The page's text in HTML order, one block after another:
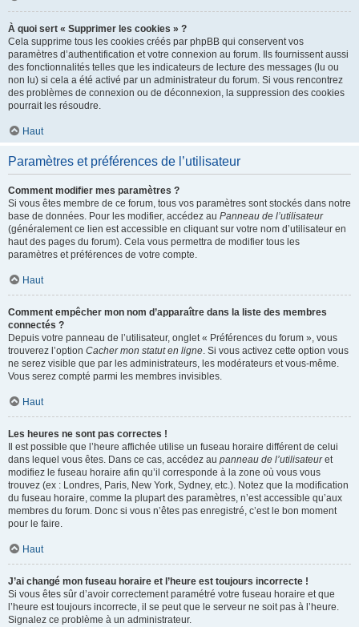
À quoi sert « Supprimer les cookies » ?
Cela supprime tous les cookies créés par phpBB qui conservent vos
paramètres d’authentification et votre connexion au forum. Ils fournissent aussi
des fonctionnalités telles que les indicateurs de lecture des messages (lu ou
non lu) si cela a été activé par un administrateur du forum. Si vous rencontrez
des problèmes de connexion ou de déconnexion, la suppression des cookies
pourrait les résoudre.
Haut
Paramètres et préférences de l’utilisateur
Comment modifier mes paramètres ?
Si vous êtes membre de ce forum, tous vos paramètres sont stockés dans notre
base de données. Pour les modifier, accédez au Panneau de l’utilisateur
(généralement ce lien est accessible en cliquant sur votre nom d’utilisateur en
haut des pages du forum). Cela vous permettra de modifier tous les
paramètres et préférences de votre compte.
Haut
Comment empêcher mon nom d’apparaître dans la liste des membres
connectés ?
Depuis votre panneau de l’utilisateur, onglet « Préférences du forum », vous
trouverez l’option Cacher mon statut en ligne. Si vous activez cette option vous
ne serez visible que par les administrateurs, les modérateurs et vous-même.
Vous serez compté parmi les membres invisibles.
Haut
Les heures ne sont pas correctes !
Il est possible que l’heure affichée utilise un fuseau horaire différent de celui
dans lequel vous êtes. Dans ce cas, accédez au panneau de l’utilisateuret
modifiez le fuseau horaire afin qu’il corresponde à la zone où vous vous
trouvez (ex : Londres, Paris, New York, Sydney, etc.). Notez que la modification
du fuseau horaire, comme la plupart des paramètres, n’est accessible qu’aux
membres du forum. Donc si vous n’êtes pas enregistré, c’est le bon moment
pour le faire.
Haut
J’ai changé mon fuseau horaire et l’heure est toujours incorrecte !
Si vous êtes sûr d’avoir correctement paramétré votre fuseau horaire et que
l’heure est toujours incorrecte, il se peut que le serveur ne soit pas à l’heure.
Signalez ce problème à un administrateur.